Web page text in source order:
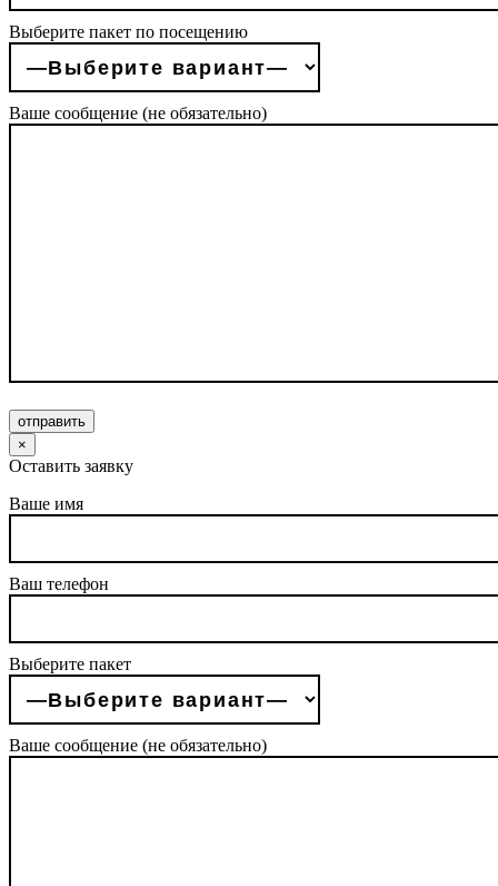
Выберите пакет по посещению
Ваше сообщение (не обязательно)
отправить
×
Оставить заявку
Ваше имя
Ваш телефон
Выберите пакет
Ваше сообщение (не обязательно)